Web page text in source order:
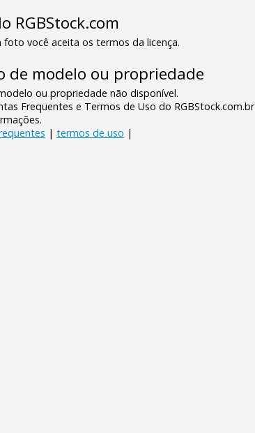
RGBStock.com
foto você aceita os termos da licença.
de modelo ou propriedade
ou propriedade não disponível.
Frequentes e Termos de Uso do RGBStock.com.br
| termos de uso |